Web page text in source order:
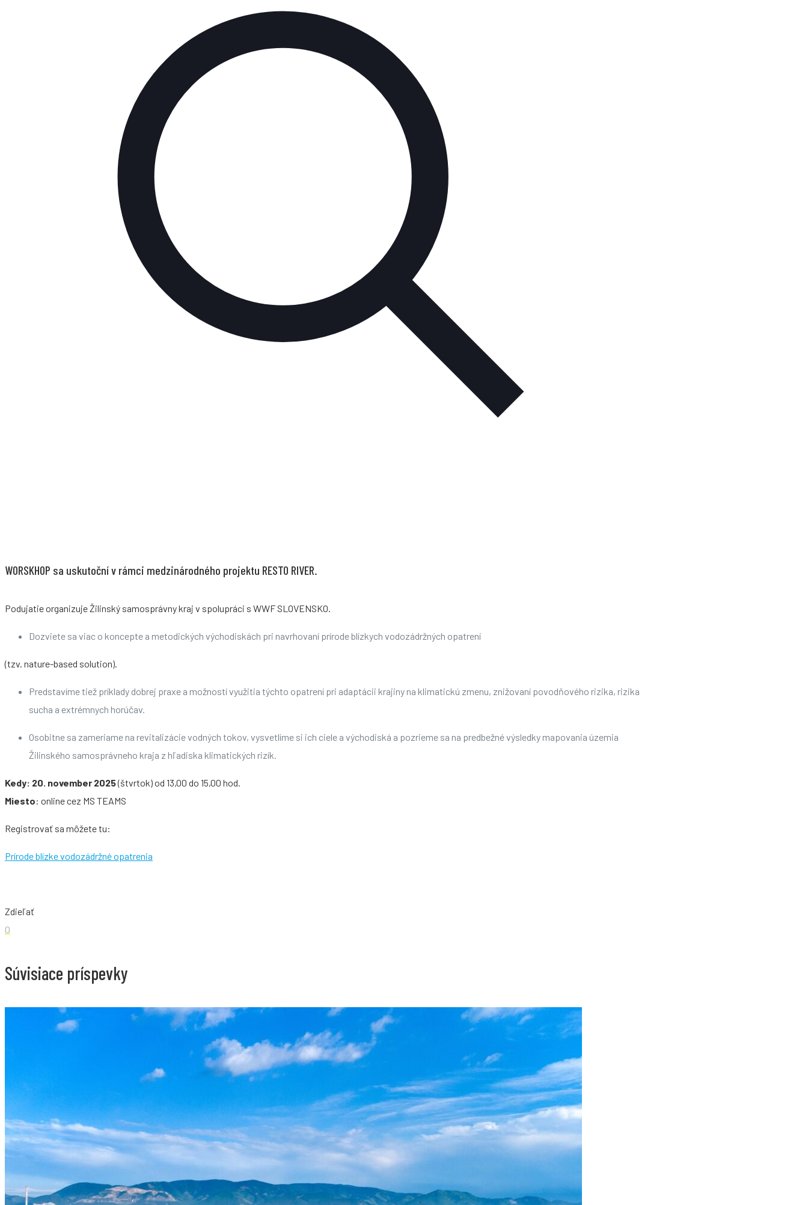
WORSKHOP sa uskutoční v rámci medzinárodného projektu RESTO RIVER.
Podujatie organizuje Žilinský samosprávny kraj v spolupráci s WWF SLOVENSKO.
Dozviete sa viac o koncepte a metodických východiskách pri navrhovaní prírode blízkych vodozádržných opatrení
(tzv. nature-based solution).
Predstavíme tiež príklady dobrej praxe a možností využitia týchto opatrení pri adaptácii krajiny na klimatickú zmenu, znižovaní povodňového rizika, rizika
sucha a extrémnych horúčav.
Osobitne sa zameriame na revitalizácie vodných tokov, vysvetlíme si ich ciele a východiská a pozrieme sa na predbežné výsledky mapovania územia
Žilinského samosprávneho kraja z hľadiska klimatických rizík.
Kedy: 20. november 2025(štvrtok) od 13,00 do 15,00 hod.
Miesto: online cez MS TEAMS
Registrovať sa môžete tu:
Prírode blízke vodozádržné opatrenia
Zdieľať
0
Súvisiace príspevky